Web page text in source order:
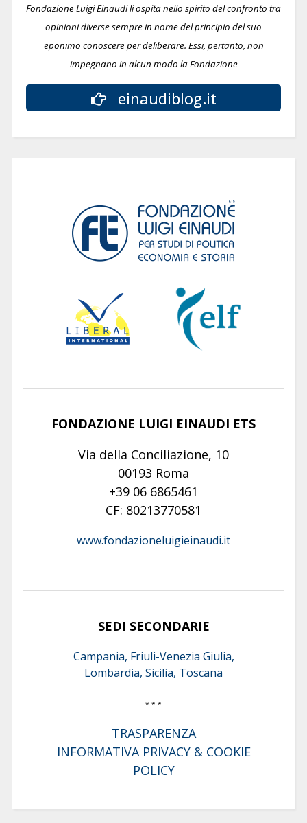
Fondazione Luigi Einaudi li ospita nello spirito del confronto tra
opinioni diverse sempre in nome del principio del suo
eponimo conoscere per deliberare. Essi, pertanto, non
impegnano in alcun modo la Fondazione
einaudiblog.it
FONDAZIONE LUIGI EINAUDI ETS
Via della Conciliazione, 10
00193 Roma
+39 06 6865461
CF: 80213770581
www.fondazioneluigieinaudi.it
SEDI SECONDARIE
Campania, Friuli-Venezia Giulia,
Lombardia, Sicilia, Toscana
* * *
TRASPARENZA
INFORMATIVA PRIVACY & COOKIE
POLICY